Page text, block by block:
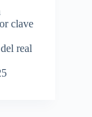
clave
real